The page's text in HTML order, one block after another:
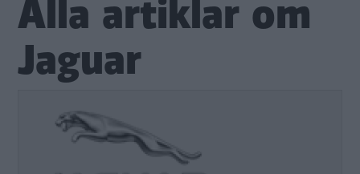
Alla artiklar om
Jaguar